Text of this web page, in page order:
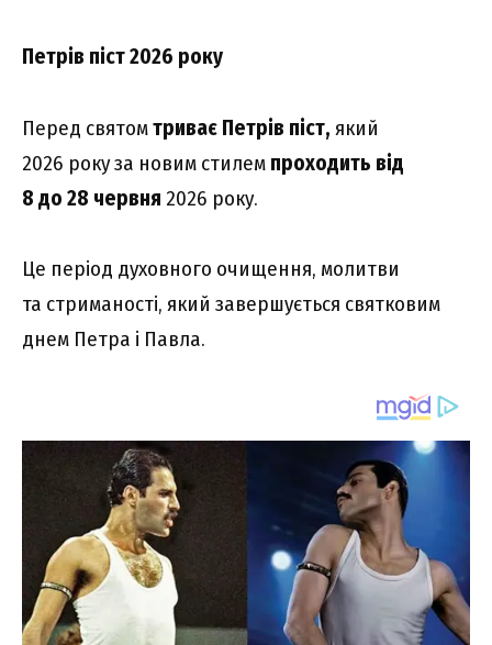
Петрів піст 2026 року
Перед святомтриває Петрів піст, який
2026 року за новим стилем проходить від
8 до 28 червня 2026 року.
Це період духовного очищення, молитви
та стриманості, який завершується святковим
днем Петра і Павла.